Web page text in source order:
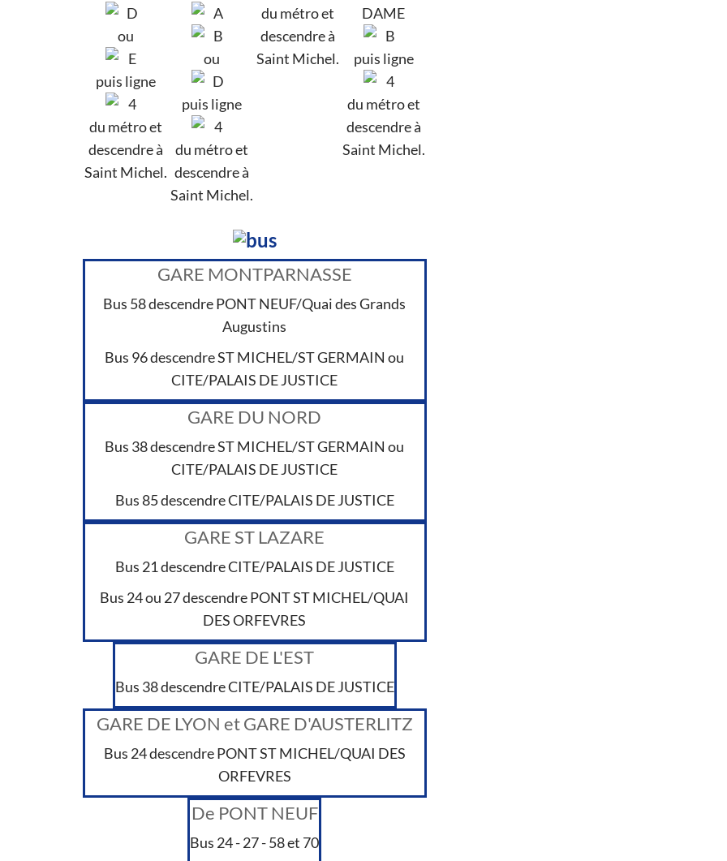
ou
puis ligne
du métro et
descendre à
Saint Michel.
ou
puis ligne
du métro et
descendre à
Saint Michel.
du métro et
descendre à
Saint Michel.
DAME
puis ligne
du métro et
descendre à
Saint Michel.
GARE MONTPARNASSE
Bus 58 descendre PONT NEUF/Quai des Grands
Augustins
Bus 96 descendre ST MICHEL/ST GERMAIN ou
CITE/PALAIS DE JUSTICE
GARE DU NORD
Bus 38 descendre ST MICHEL/ST GERMAIN ou
CITE/PALAIS DE JUSTICE
Bus 85 descendre CITE/PALAIS DE JUSTICE
GARE ST LAZARE
Bus 21 descendre CITE/PALAIS DE JUSTICE
Bus 24 ou 27 descendre PONT ST MICHEL/QUAI
DES ORFEVRES
GARE DE L'EST
Bus 38 descendre CITE/PALAIS DE JUSTICE
GARE DE LYON et GARE D'AUSTERLITZ
Bus 24 descendre PONT ST MICHEL/QUAI DES
ORFEVRES
De PONT NEUF
Bus 24 - 27 - 58 et 70